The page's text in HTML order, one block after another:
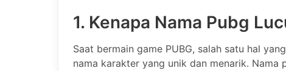
1. Kenapa Nama Pubg
Saat bermain game PUBG, salah satu hal
nama karakter yang unik dan menarik.